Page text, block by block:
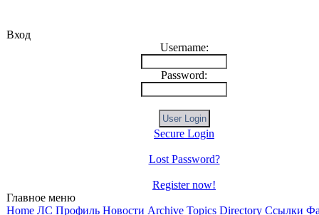
Вход
Username:
Password:
Secure Login
Lost Password?
Register now!
Главное меню
Home ЛС Профиль Новости Archive Topics Directory Ссылки